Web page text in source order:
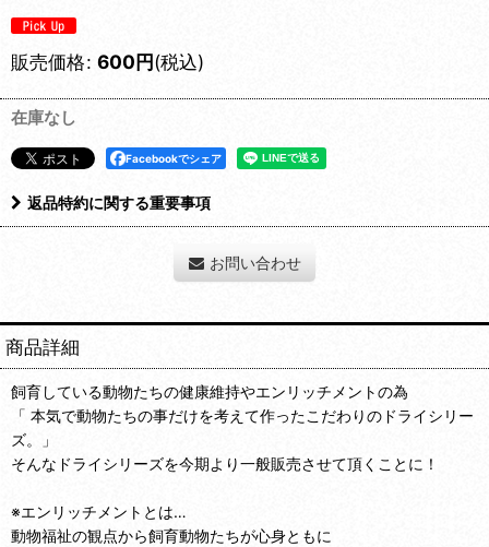
販売価格: 600円(税込)
在庫なし
Facebookでシェア
返品特約に関する重要事項
お問い合わせ
商品詳細
飼育している動物たちの健康維持やエンリッチメントの為
「 本気で動物たちの事だけを考えて作ったこだわりのドライシリー
ズ。」
そんなドライシリーズを今期より一般販売させて頂くことに！
※エンリッチメントとは…
動物福祉の観点から飼育動物たちが心身ともに